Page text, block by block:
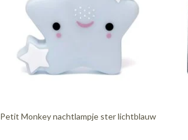
Petit Monkey nachtlampje ster lichtblauw